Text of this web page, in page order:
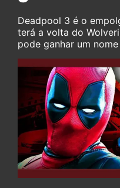
Deadpool 3 é o
terá a volta do
pode ganhar um